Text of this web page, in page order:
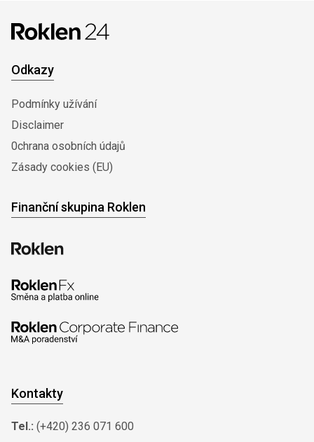
Odkazy
Podmínky užívání
Disclaimer
0chrana osobních údajů
Zásady cookies (EU)
Finanční skupina Roklen
Kontakty
Tel.: (+420) 236 071 600